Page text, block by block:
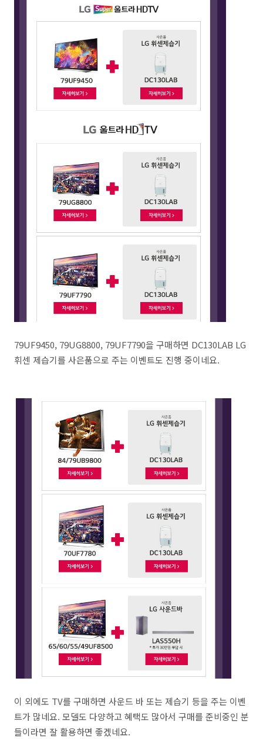
79UF9450, 79UG8800, 79UF7790을 구매하면 DC130LAB LG
휘센 제습기를 사은품으로 주는 이벤트도 진행 중이네요.
이 외에도 TV를 구매하면 사운드 바 또는 제습기 등을 주는 이벤
트가 많네요. 모델도 다양하고 혜택도 많아서 구매를 준비중인 분
들이라면 잘 활용하면 좋겠네요.